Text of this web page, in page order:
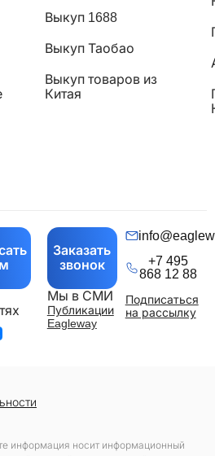
Выкуп 1688
Выкуп Таобао
Выкуп товаров из
Китая
Заказать
звонок
Мы в СМИ
Публикации
Eagleway
+7 495
868 12 88
Подписаться
на рассылку
информация носит информационный